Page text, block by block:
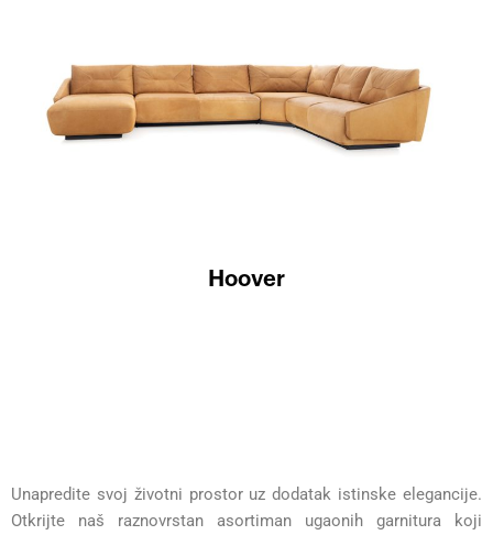
Hoover
Unapredite svoj životni prostor uz dodatak istinske elegancije.
Otkrijte naš raznovrstan asortiman ugaonih garnitura koji